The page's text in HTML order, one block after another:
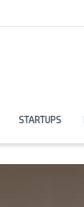
STARTUPS